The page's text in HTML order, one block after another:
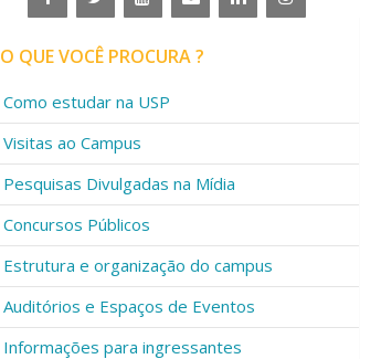
O QUE VOCÊ PROCURA ?
Como estudar na USP
Visitas ao Campus
Pesquisas Divulgadas na Mídia
Concursos Públicos
Estrutura e organização do campus
Auditórios e Espaços de Eventos
Informações para ingressantes